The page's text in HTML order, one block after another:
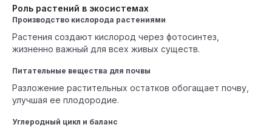
Роль растений в экосистемах
Производство кислорода растениями
Растения создают кислород через фотосинтез,
жизненно важный для всех живых существ.
Питательные вещества для почвы
Разложение растительных остатков обогащает почву,
улучшая ее плодородие.
Углеродный цикл и баланс